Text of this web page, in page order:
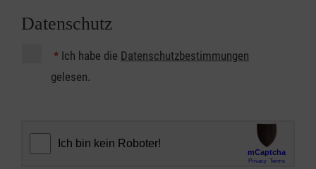
Datenschutz
* Ich habe die Datenschutzbestimmungen
gelesen.